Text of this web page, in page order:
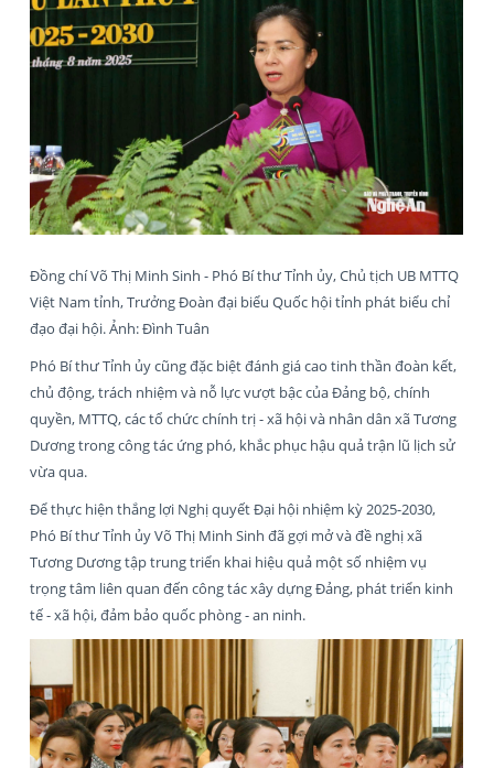
Đồng chí Võ Thị Minh Sinh - Phó Bí thư Tỉnh ủy, Chủ tịch UB MTTQ
Việt Nam tỉnh, Trưởng Đoàn đại biểu Quốc hội tỉnh phát biểu chỉ
đạo đại hội. Ảnh: Đình Tuân
Phó Bí thư Tỉnh ủy cũng đặc biệt đánh giá cao tinh thần đoàn kết,
chủ động, trách nhiệm và nỗ lực vượt bậc của Đảng bộ, chính
quyền, MTTQ, các tổ chức chính trị - xã hội và nhân dân xã Tương
Dương trong công tác ứng phó, khắc phục hậu quả trận lũ lịch sử
vừa qua.
Để thực hiện thắng lợi Nghị quyết Đại hội nhiệm kỳ 2025-2030,
Phó Bí thư Tỉnh ủy Võ Thị Minh Sinh đã gợi mở và đề nghị xã
Tương Dương tập trung triển khai hiệu quả một số nhiệm vụ
trọng tâm liên quan đến công tác xây dựng Đảng, phát triển kinh
tế - xã hội, đảm bảo quốc phòng - an ninh.